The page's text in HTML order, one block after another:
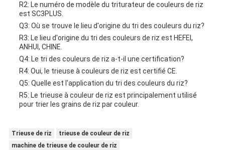
R2: Le numéro de modèle du triturateur de couleurs de riz
est SC3PLUS.
Q3: Où se trouve le lieu d'origine du tri des couleurs du riz?
R3: Le lieu d'origine du tri des couleurs de riz est HEFEI,
ANHUI, CHINE.
Q4: Le tri des couleurs de riz a-t-il une certification?
R4: Oui, le trieuse à couleurs de riz est certifié CE.
Q5: Quelle est l'application du tri des couleurs du riz?
R5: Le trieuse à couleur de riz est principalement utilisé
pour trier les grains de riz par couleur.
Trieuse de riz
trieuse de couleur de riz
machine de trieuse de couleur de riz